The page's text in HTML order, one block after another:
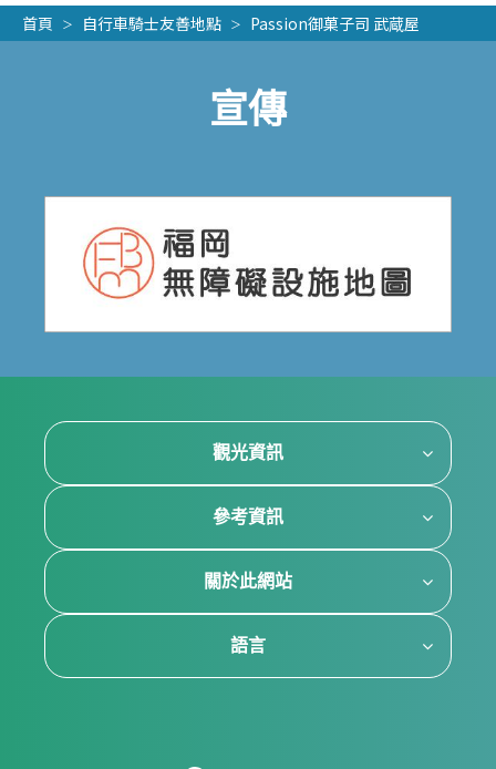
首頁 自行車騎士友善地點 Passion御菓子司 武蔵屋
宣傳
觀光資訊
參考資訊
關於此網站
語言